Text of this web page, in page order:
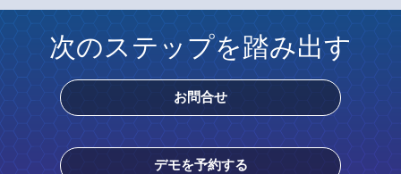
次のステップを踏み出す
お問合せ
デモを予約する